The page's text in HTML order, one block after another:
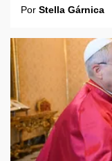
Por Stella Gárnica